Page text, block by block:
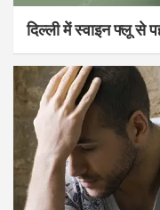
दिल्ली में स्वाइन फ्लू से